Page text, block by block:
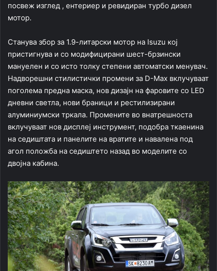
посвеж изглед , ентериер и ревидиран турбо дизел
мотор.
Станува збор за 1.9-литарски мотор на Isuzu кој
пристигнува и со модифицирани шест-брзински
мануелен и со исто толку степени автоматски менувач.
Надворешни стилистички промени за D-Max вклучуваат
поголема предна маска, нов дизајн на фаровите со LED
дневни светла, нови браници и рестилизирани
алуминиумски тркала. Промените во внатрешноста
вклучуваат нов дисплеј инструмент, подобра ткаенина
на седиштата и панелите на вратите и навалена под
агол положба на седиштето назад во моделите со
двојна кабина.